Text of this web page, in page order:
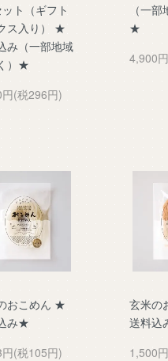
ト（ギフト
ス入り） ★
み（一部地域
）★
(税296円)
（一
★
4,900
おこめん ★
み★
(税105円)
玄米の
送料
1,500